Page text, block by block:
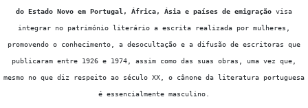
do Estado Novo em Portugal, África, Ásia e países de emigração visa
integrar no património literário a escrita realizada por mulheres,
promovendo o conhecimento, a desocultação e a difusão de escritoras que
publicaram entre 1926 e 1974, assim como das suas obras, uma vez que,
mesmo no que diz respeito ao século XX, o cânone da literatura portuguesa
é essencialmente masculino.